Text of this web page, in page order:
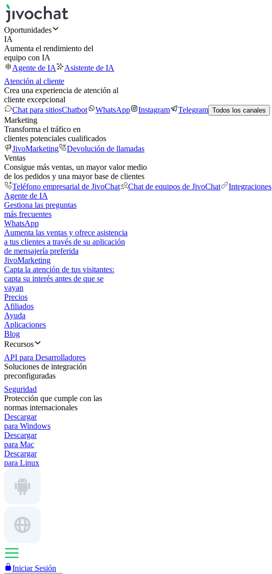
Oportunidades
IA
Aumenta el rendimiento del
equipo con IA
Agente de IA
Asistente de IA
Atención al cliente
Crea una experiencia de atención al
cliente excepcional
Chat para sitiosChatbot WhatsApp Instagram Telegram Todos los canales
Marketing
Transforma el tráfico en
clientes potenciales cualificados
JivoMarketing
Devolución de llamadas
Ventas
Consigue más ventas, un mayor valor medio
de los pedidos y una mayor base de clientes
Teléfono empresarial de JivoChat
Chat de equipos de JivoChat Integraciones
Agente de IA
Gestiona las preguntas
más frecuentes
WhatsApp
Aumenta las ventas y ofrece asistencia
a tus clientes a través de su aplicación
de mensajería preferida
JivoMarketing
Capta la atención de tus visitantes:
capta su interés antes de que se
vayan
Precios
Afiliados
Ayuda
Aplicaciones
Blog
Recursos
API para Desarrolladores
Soluciones de integración
preconfiguradas
Seguridad
Protección que cumple con las
normas internacionales
Descargar
para Windows
Descargar
para Mac
Descargar
para Linux
Iniciar Sesión